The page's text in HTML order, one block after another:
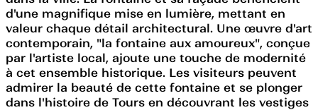
d'une magnifique mise en lumière, mettant en
valeur chaque détail architectural. Une œuvre d'art
contemporain, "la fontaine aux amoureux", conçue
par l'artiste local, ajoute une touche de modernité
à cet ensemble historique. Les visiteurs peuvent
admirer la beauté de cette fontaine et se plonger
dans l'histoire de Tours en découvrant les vestiges